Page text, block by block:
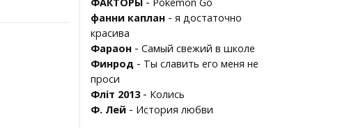
фанни каплан - я достаточно
красива
Фараон - Самый свежий в школе
Финрод - Ты славить его меня не
проси
Фліт 2013- Колись
Ф. Лей - История любви